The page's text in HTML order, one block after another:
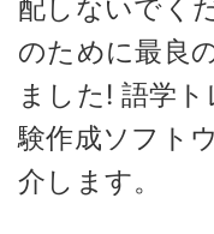
配しないでく
のために最良
ました! 語学
験作成ソフト
介します。